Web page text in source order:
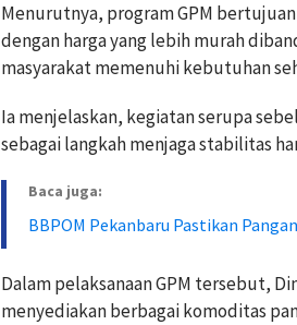
Menurutnya, program GPM
dengan harga yang lebih murah
masyarakat memenuhi kebutuhan
Ia menjelaskan, kegiatan serupa
sebagai langkah menjaga stabilitas
Baca juga:
BBPOM Pekanbaru Pastikan
Dalam pelaksanaan GPM tersebut,
menyediakan berbagai komoditas